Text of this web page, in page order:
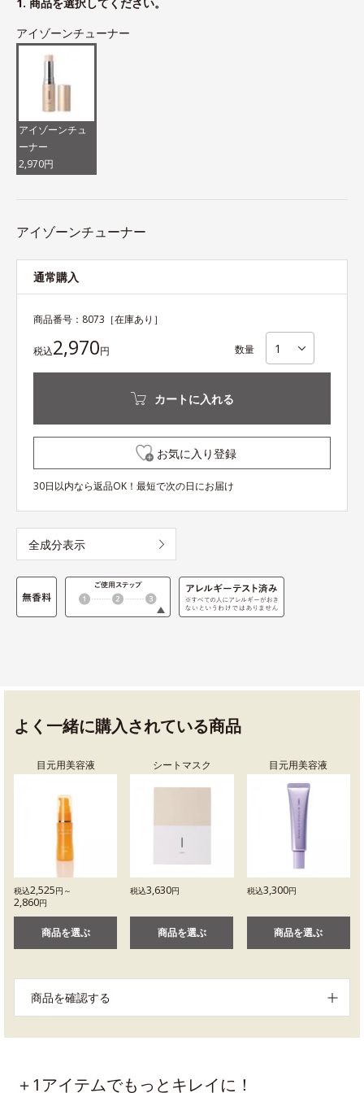
アイゾーンチューナー
アイゾーンチュ
ーナー
2,970円
アイゾーンチューナー
通常購入
商品番号： 8073 ［在庫あり］
税込2,970円 数量
カートに入れる
お気に入り登録
30日以内なら返品OK！最短で次の日にお届け
全成分表示
よく一緒に購入されている商品
目元用美容液
税込2,525円～
2,860円
商品を選ぶ
シートマスク
税込3,630円
商品を選ぶ
目元用美容液
税込3,300円
商品を選ぶ
商品を確認する
＋1アイテムでもっとキレイに！